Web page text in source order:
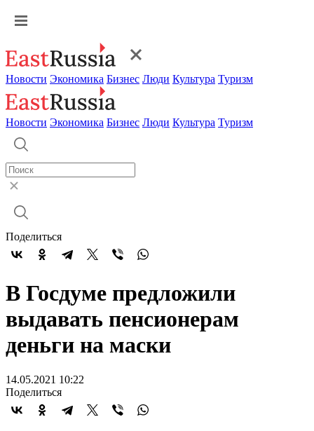
Новости Экономика Бизнес Люди Культура Туризм
Новости Экономика Бизнес Люди Культура Туризм
Поделиться
В Госдуме предложили
выдавать пенсионерам
деньги на маски
14.05.2021 10:22
Поделиться